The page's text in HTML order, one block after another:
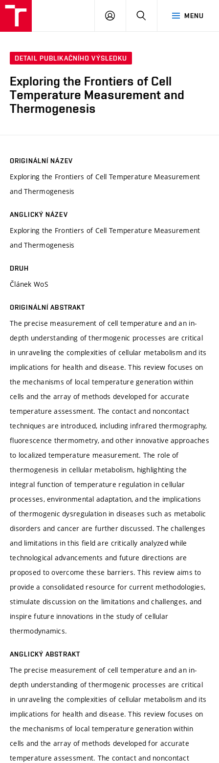
MENU
PŘIHLÁSIT
DETAIL PUBLIKAČNÍHO VÝSLEDKU
Exploring the Frontiers of Cell
Temperature Measurement and
Thermogenesis
ORIGINÁLNÍ NÁZEV
Exploring the Frontiers of Cell Temperature Measurement
and Thermogenesis
ANGLICKÝ NÁZEV
Exploring the Frontiers of Cell Temperature Measurement
and Thermogenesis
DRUH
Článek WoS
ORIGINÁLNÍ ABSTRAKT
The precise measurement of cell temperature and an in-
depth understanding of thermogenic processes are critical
in unraveling the complexities of cellular metabolism and its
implications for health and disease. This review focuses on
the mechanisms of local temperature generation within
cells and the array of methods developed for accurate
temperature assessment. The contact and noncontact
techniques are introduced, including infrared thermography,
fluorescence thermometry, and other innovative approaches
to localized temperature measurement. The role of
thermogenesis in cellular metabolism, highlighting the
integral function of temperature regulation in cellular
processes, environmental adaptation, and the implications
of thermogenic dysregulation in diseases such as metabolic
disorders and cancer are further discussed. The challenges
and limitations in this field are critically analyzed while
technological advancements and future directions are
proposed to overcome these barriers. This review aims to
provide a consolidated resource for current methodologies,
stimulate discussion on the limitations and challenges, and
inspire future innovations in the study of cellular
thermodynamics.
ANGLICKÝ ABSTRAKT
The precise measurement of cell temperature and an in-
depth understanding of thermogenic processes are critical
in unraveling the complexities of cellular metabolism and its
implications for health and disease. This review focuses on
the mechanisms of local temperature generation within
cells and the array of methods developed for accurate
temperature assessment. The contact and noncontact